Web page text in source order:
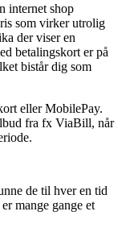
internet shop
som virker utrolig
der viser en
betalingskort er på
bistår dig som
eller MobilePay.
fra fx ViaBill, når
de til hver en tid
mange gange et